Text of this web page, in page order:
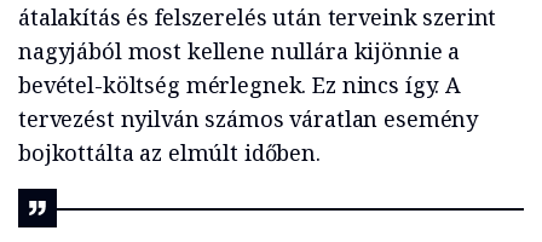
átalakítás és felszerelés után terveink szerint
nagyjából most kellene nullára kijönnie a
bevétel-költség mérlegnek. Ez nincs így. A
tervezést nyilván számos váratlan esemény
bojkottálta az elmúlt időben.